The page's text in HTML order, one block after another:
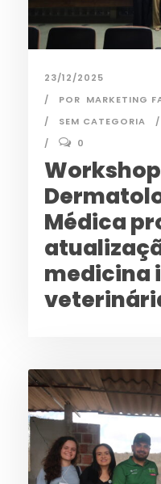
23/12/2025
POR MARKETING
SEM CATEGORIA
0
Médica
medicina